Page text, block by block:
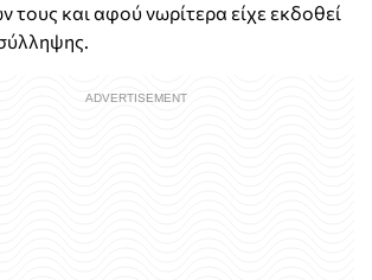
τους και αφού νωρίτερα είχε εκδοθεί